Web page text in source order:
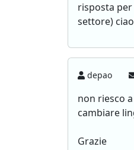
risposta
settore)
depao
non riesco
cambiare
Grazie